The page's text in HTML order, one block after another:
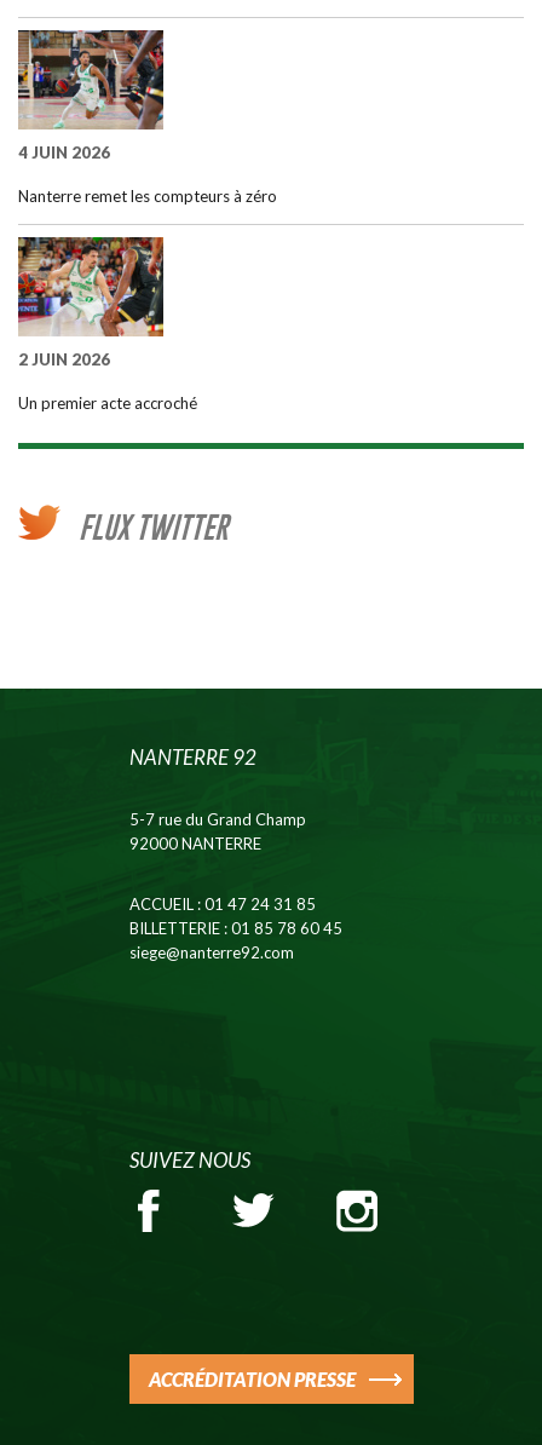
4 JUIN 2026
Nanterre remet les compteurs à zéro
2 JUIN 2026
Un premier acte accroché
FLUX TWITTER
NANTERRE 92
5-7 rue du Grand Champ
92000 NANTERRE
ACCUEIL: 01 47 24 31 85
BILLETTERIE: 01 85 78 60 45
siege@nanterre92.com
SUIVEZ NOUS
ACCRÉDITATION PRESSE